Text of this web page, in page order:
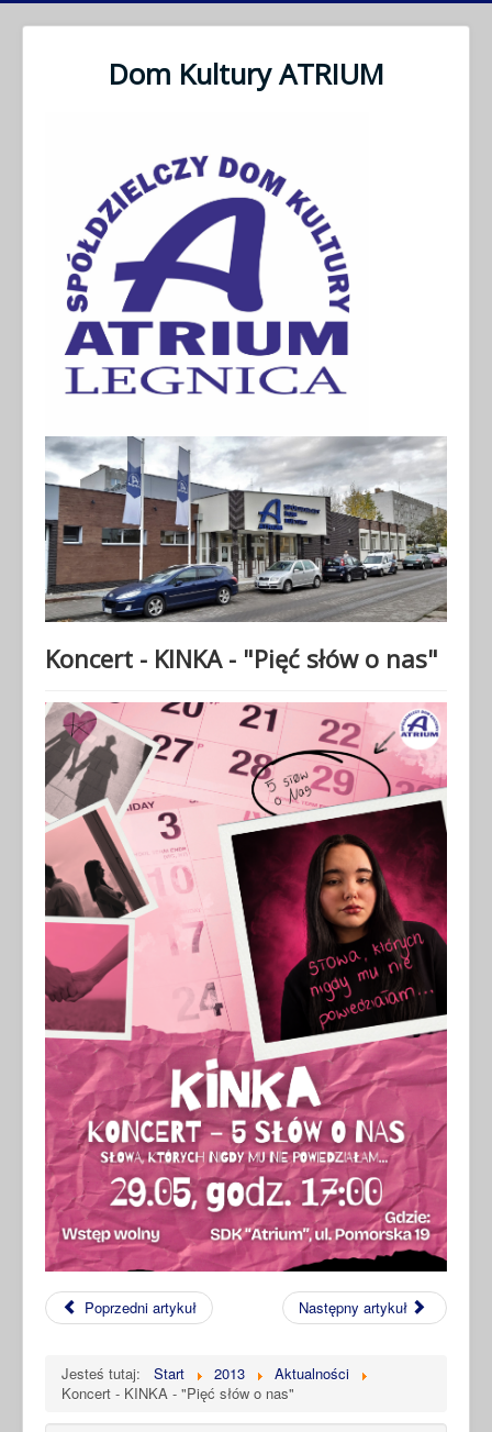
Dom Kultury ATRIUM
Koncert - KINKA - "Pięć słów o nas"
Poprzedni artykuł Następny artykuł
Jesteś tutaj: Start 2013
Aktualności
Koncert - KINKA - "Pięć słów o nas"